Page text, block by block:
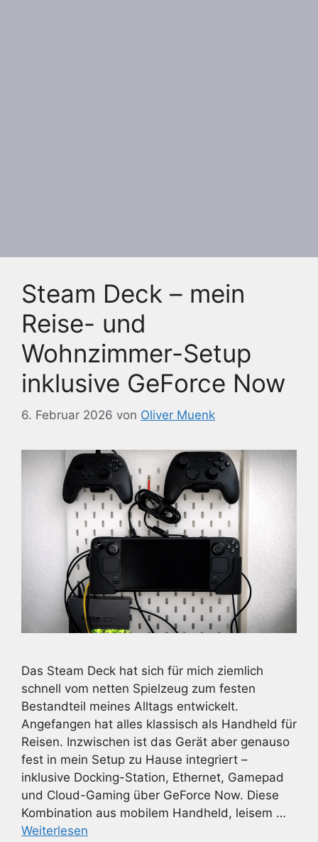
Steam Deck – mein
Reise- und
Wohnzimmer-Setup
inklusive GeForce Now
6. Februar 2026 von Oliver Muenk
Das Steam Deck hat sich für mich ziemlich
schnell vom netten Spielzeug zum festen
Bestandteil meines Alltags entwickelt.
Angefangen hat alles klassisch als Handheld für
Reisen. Inzwischen ist das Gerät aber genauso
fest in mein Setup zu Hause integriert –
inklusive Docking-Station, Ethernet, Gamepad
und Cloud-Gaming über GeForce Now. Diese
Kombination aus mobilem Handheld, leisem …
Weiterlesen